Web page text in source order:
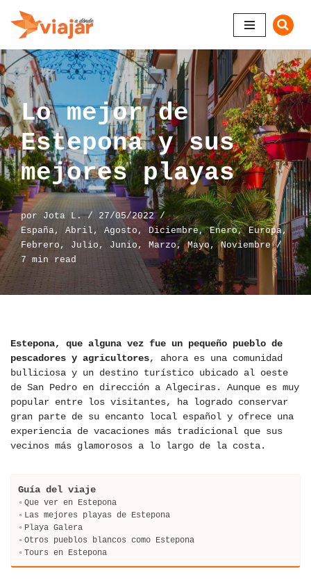
Saltar
al
contenido
Lo mejor de
Estepona y sus
mejores playas
por Jota L.
27/05/2022
España, Abril , Agosto ,Diciembre,Enero, Europa,
Febrero, Julio , Junio, Marzo,Mayo,Noviembre
7 min read
Estepona, que alguna vez fue un pequeño pueblo de
pescadores y agricultores, ahora es una comunidad
bulliciosa y un destino turístico ubicado al oeste
de San Pedro en dirección a Algeciras. Aunque es muy
popular entre los visitantes, ha logrado conservar
gran parte de su encanto local español y ofrece una
experiencia de vacaciones más tradicional que sus
vecinos más glamorosos a lo largo de la costa.
Guía del viaje
Que ver en Estepona
Las mejores playas de Estepona
Playa Galera
Otros pueblos blancos como Estepona
Tours en Estepona